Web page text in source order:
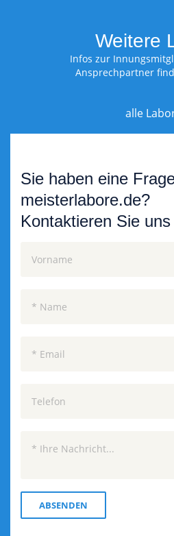
Weitere
Infos zur
Ansprechpartner
alle